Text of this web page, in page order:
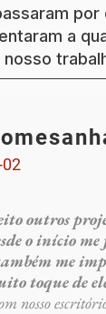
a
02
outros
o início
me
toque de
nosso